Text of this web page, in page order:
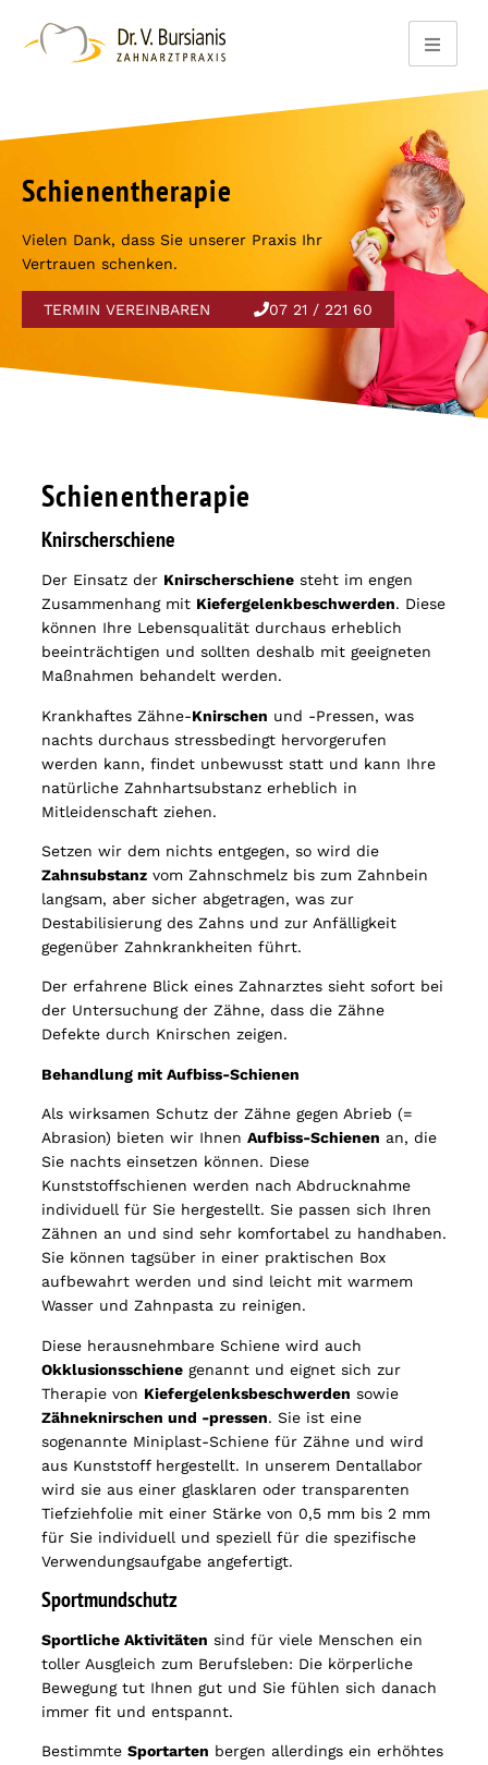
Schienentherapie
Vielen Dank, dass Sie unserer Praxis Ihr
Vertrauen schenken.
TERMIN VEREINBAREN 07 21 / 221 60
Schienentherapie
Knirscherschiene
Der Einsatz der Knirscherschienesteht im engen
Zusammenhang mit Kiefergelenkbeschwerden. Diese
können Ihre Lebensqualität durchaus erheblich
beeinträchtigen und sollten deshalb mit geeigneten
Maßnahmen behandelt werden.
Krankhaftes Zähne-Knirschen und -Pressen, was
nachts durchaus stressbedingt hervorgerufen
werden kann, findet unbewusst statt und kann Ihre
natürliche Zahnhartsubstanz erheblich in
Mitleidenschaft ziehen.
Setzen wir dem nichts entgegen, so wird die
Zahnsubstanzvom Zahnschmelz bis zum Zahnbein
langsam, aber sicher abgetragen, was zur
Destabilisierung des Zahns und zur Anfälligkeit
gegenüber Zahnkrankheiten führt.
Der erfahrene Blick eines Zahnarztes sieht sofort bei
der Untersuchung der Zähne, dass die Zähne
Defekte durch Knirschen zeigen.
Behandlung mit Aufbiss-Schienen
Als wirksamen Schutz der Zähne gegen Abrieb (=
Abrasion) bieten wir Ihnen Aufbiss-Schienen an, die
Sie nachts einsetzen können. Diese
Kunststoffschienen werden nach Abdrucknahme
individuell für Sie hergestellt. Sie passen sich Ihren
Zähnen an und sind sehr komfortabel zu handhaben.
Sie können tagsüber in einer praktischen Box
aufbewahrt werden und sind leicht mit warmem
Wasser und Zahnpasta zu reinigen.
Diese herausnehmbare Schiene wird auch
Okklusionsschienegenannt und eignet sich zur
Therapie von Kiefergelenksbeschwerden sowie
Zähneknirschen und -pressen. Sie ist eine
sogenannte Miniplast-Schiene für Zähne und wird
aus Kunststoff hergestellt. In unserem Dentallabor
wird sie aus einer glasklaren oder transparenten
Tiefziehfolie mit einer Stärke von 0,5 mm bis 2 mm
für Sie individuell und speziell für die spezifische
Verwendungsaufgabe angefertigt.
Sportmundschutz
Sportliche Aktivitäten sind für viele Menschen ein
toller Ausgleich zum Berufsleben: Die körperliche
Bewegung tut Ihnen gut und Sie fühlen sich danach
immer fit und entspannt.
Bestimmte Sportarten bergen allerdings ein erhöhtes